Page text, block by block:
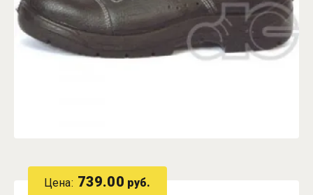
Цена: 739.00 руб.